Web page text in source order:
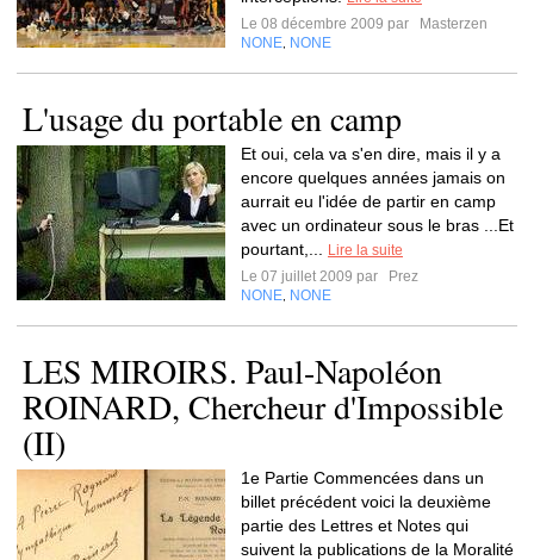
Le 08 décembre 2009 par
Masterzen
NONE NONE
L'usage du portable en camp
Et oui, cela va s'en dire, mais il y a
encore quelques années jamais on
aurrait eu l'idée de partir en camp
avec un ordinateur sous le bras ...Et
pourtant,...
Lire la suite
Le 07 juillet 2009 par
Prez
NONE NONE
LES MIROIRS. Paul-Napoléon
ROINARD, Chercheur d'Impossible
(II)
1e Partie Commencées dans un
billet précédent voici la deuxième
partie des Lettres et Notes qui
suivent la publications de la Moralité